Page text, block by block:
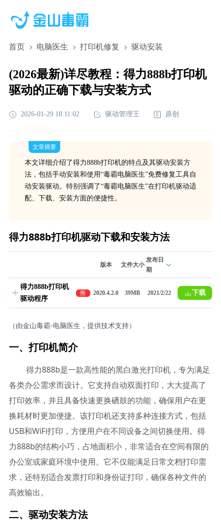
首页 电脑医生 打印机修复 驱动安装
(2026最新)详尽教程：得力888b打印机
驱动的正确下载与安装方式
2026-01-29 18:11:02 驱动管理王 原创
文章摘要
本文详细介绍了得力888b打印机的特点及其驱动安装方
法，包括手动安装和使用“毒霸电脑医生”免费修复工具自
动安装驱动。特别强调了“毒霸电脑医生”在打印机驱动适
配、下载、安装方面的便捷性。
得力888b打印机驱动下载和安装方法
版本 文件大小
发布日
期
得力888b打印机
驱动程序
推
荐
2020.4.2.0 39MB 2021/2/22 下载
（由金山毒霸-电脑医生，提供技术支持）
一、打印机简介
得力888b是一款高性能的黑白激光打印机，专为满足
各类办公需求而设计。它支持自动双面打印，大大提高了
打印效率，并且具备快速更换硒鼓的功能，确保用户在更
换耗材时更加便捷。该打印机还支持多种连接方式，包括
USB和WiFi打印，方便用户在不同设备之间切换使用。得
力888b的结构小巧，占地面积小，非常适合在空间有限的
办公室或家庭环境中使用。它不仅能满足日常文档打印需
求，还特别适合发票打印和身份证打印，确保各种文件的
高效输出。
二、驱动安装方法